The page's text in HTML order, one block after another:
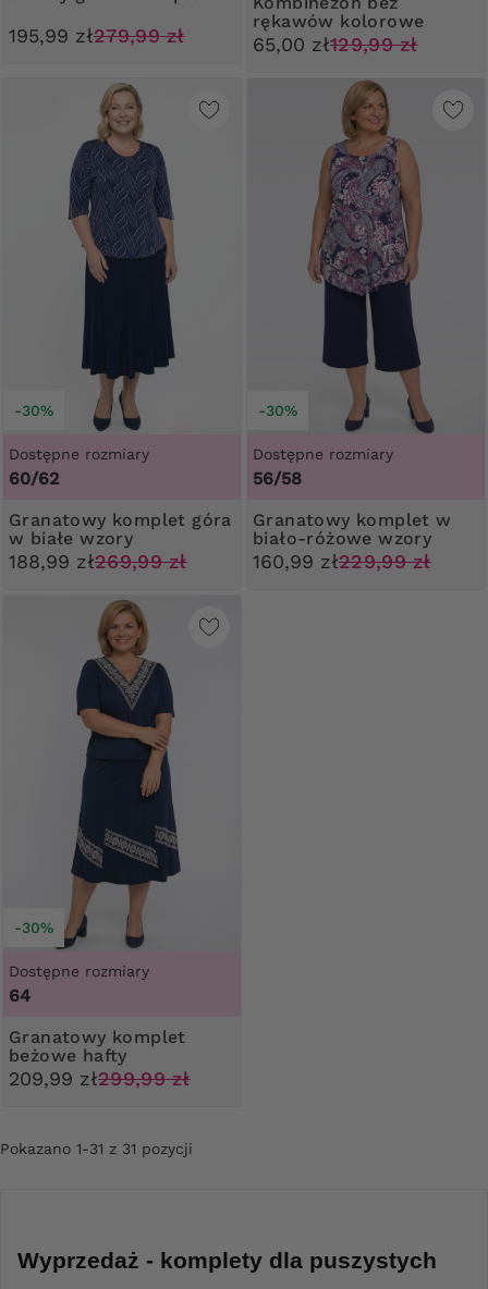
195,99 zł279,99 zł
rękawów kolorowe
wzory
65,00 zł129,99 zł
-30%
Dostępne rozmiary
60/62
Granatowy komplet góra
w białe wzory
188,99 zł269,99 zł
-30%
Dostępne rozmiary
56/58
Granatowy komplet w
biało-różowe wzory
160,99 zł229,99 zł
-30%
Dostępne rozmiary
64
Granatowy komplet
beżowe hafty
209,99 zł299,99 zł
Pokazano 1-31 z 31 pozycji
Wyprzedaż - komplety dla puszystych